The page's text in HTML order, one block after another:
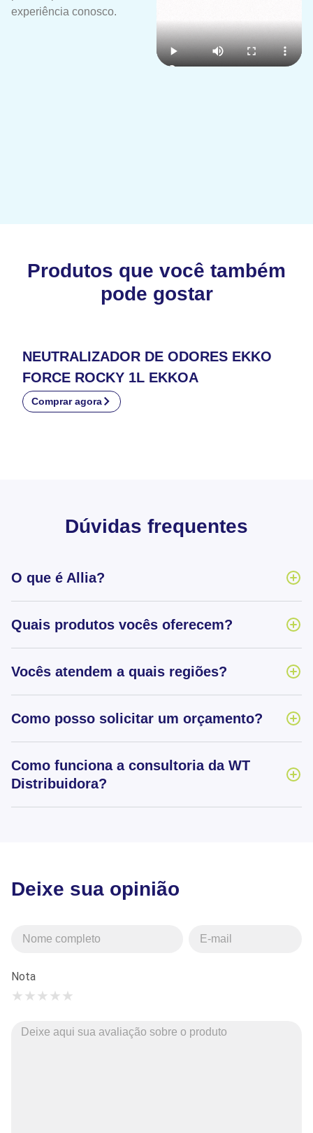
experiência conosco.
Produtos que você também
pode gostar
NEUTRALIZADOR DE ODORES EKKO
FORCE ROCKY 1L EKKOA
Comprar agora
Dúvidas frequentes
O que é Allia?
Quais produtos vocês oferecem?
Vocês atendem a quais regiões?
Como posso solicitar um orçamento?
Como funciona a consultoria da WT
Distribuidora?
Deixe sua opinião
Nota
★
★
★
★
★